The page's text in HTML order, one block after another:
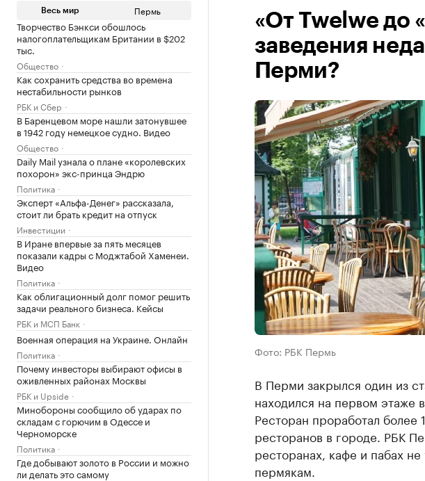
Весь мир Пермь
Творчество Бэнкси обошлось
налогоплательщикам Британии в $202
тыс.
Общество
Как сохранить средства во времена
нестабильности рынков
РБК и Сбер
В Баренцевом море нашли затонувшее
в 1942 году немецкое судно. Видео
Общество
Daily Mail узнала о плане «королевских
похорон» экс-принца Эндрю
Политика
Эксперт «Альфа-Денег» рассказала,
стоит ли брать кредит на отпуск
Инвестиции
В Иране впервые за пять месяцев
показали кадры с Моджтабой Хаменеи.
Видео
Политика
Как облигационный долг помог решить
задачи реального бизнеса. Кейсы
РБК и МСП Банк
Военная операция на Украине. Онлайн
Политика
Почему инвесторы выбирают офисы в
оживленных районах Москвы
РБК и Upside
Минобороны сообщило об ударах по
складам с горючим в Одессе и
Черноморске
Политика
Где добывают золото в России и можно
ли делать это самому
«От Twelwe до
заведения
Перми?
Фото: РБК Пермь
В Перми закрылся один из
находился на первом этаже
Ресторан проработал
ресторанов в городе. РБК
ресторанах, кафе и пабах
пермякам.